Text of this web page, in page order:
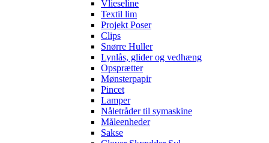
Vlieseline
Textil lim
Projekt Poser
Clips
Snørre Huller
Lynlås, glider og vedhæng
Opsprætter
Mønsterpapir
Pincet
Lamper
Nåletråder til symaskine
Måleenheder
Sakse